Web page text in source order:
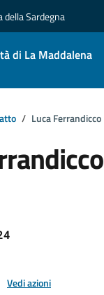
della Sardegna
di La Maddalena
Luca Ferrandicco
Vedi azioni